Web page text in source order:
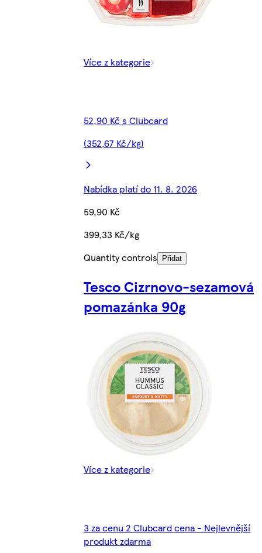
Více z kategorie
52,90 Kč s Clubcard
(352,67 Kč/kg)
Nabídka platí do 11. 8. 2026
59,90 Kč
399,33 Kč/kg
Quantity controls
Přidat
Tesco Cizrnovo-sezamová
pomazánka 90g
Více z kategorie
3 za cenu 2 Clubcard cena - Nejlevnější
produkt zdarma